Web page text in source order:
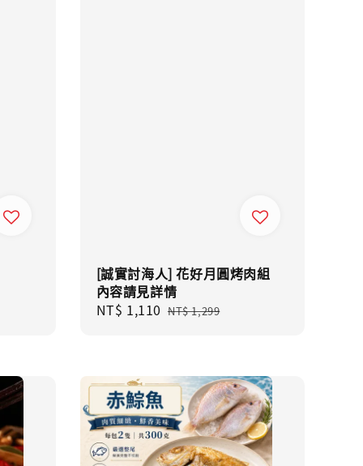
[誠實討海人] 花好月圓烤肉組
內容請見詳情
Sale
NT$ 1,110 Regular
NT$ 1,299